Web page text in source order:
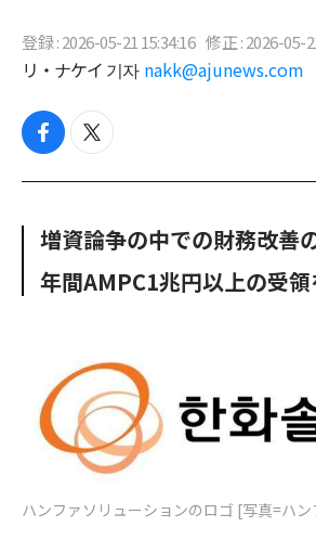
登録 : 2026-05-21 15:34:16 修正 : 2026-05-
リ・ナケイ 기자 nakk@ajunews.com
f
c
o
k
t
i
e
増資論争の中での財務改善
年間AMPC1兆円以上の受
ハンファソリューションのロゴ [写真=ハ